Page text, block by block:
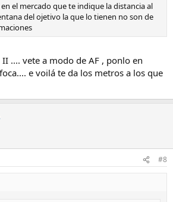
el mercado que te indique la distancia al
del ojetivo la que lo tienen no son de
.... vete a modo de AF , ponlo en
e voilá te da los metros a los que
#8